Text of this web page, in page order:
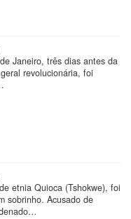
Janeiro, três dias antes da
revolucionária, foi
etnia Quioca (Tshokwe), foi
sobrinho. Acusado de